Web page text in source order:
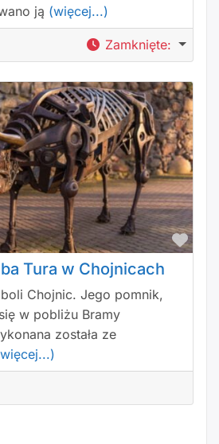
ją (więcej...)
Zamknięte:
Tura w Chojnicach
Chojnic. Jego pomnik,
w pobliżu Bramy
została ze